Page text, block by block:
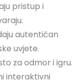
pristup i
autentičan
uvjete.
za odmor i igru.
interaktivni